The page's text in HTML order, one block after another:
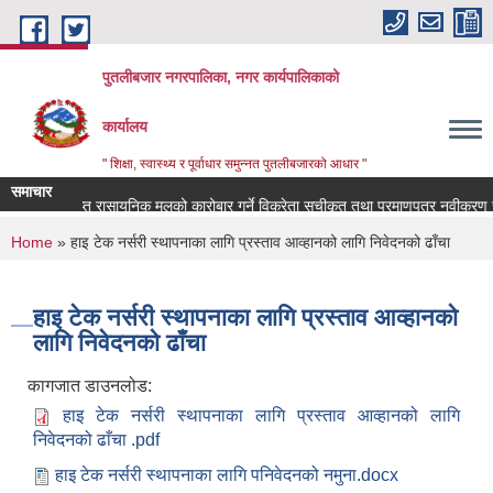
Skip to main content
पुतलीबजार नगरपालिका, नगर कार्यपालिकाको
कार्यालय
" शिक्षा, स्वास्थ्य र पूर्वाधार समुन्नत पुतलीबजारको आधार "
समाचार
प्राप्त रासायनिक मलको कारोबार गर्ने विक्रेता सूचीकृत तथा प्रमाणपत्र नवीकरण
You are here
Home » हाइ टेक नर्सरी स्थापनाका लागि प्रस्ताव आव्हानको लागि निवेदनको ढाँचा
हाइ टेक नर्सरी स्थापनाका लागि प्रस्ताव आव्हानको
लागि निवेदनको ढाँचा
कागजात डाउनलोड:
हाइ टेक नर्सरी स्थापनाका लागि प्रस्ताव आव्हानको लागि
निवेदनको ढाँचा .pdf
हाइ टेक नर्सरी स्थापनाका लागि पनिवेदनको नमुना.docx